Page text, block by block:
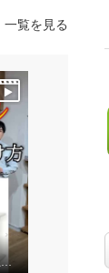
一覧を見る
地震対策！家具転倒防止ポールの取り付け方！